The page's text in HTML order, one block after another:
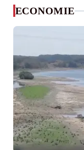
ECONOMIE